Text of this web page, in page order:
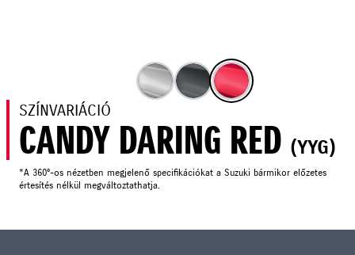
SZÍNVARIÁCIÓ
CANDY DARING RED (YYG)
*A 360°-os nézetben megjelenő specifikációkat a Suzuki bármikor előzetes
értesítés nélkül megváltoztathatja.